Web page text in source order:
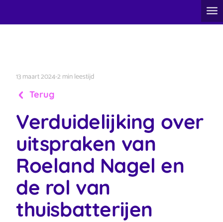
13 maart 2024-2 min leestijd
Terug
Verduidelijking over
uitspraken van
Roeland Nagel en
de rol van
thuisbatterijen